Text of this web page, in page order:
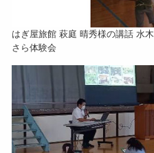
はぎ屋旅館 萩庭 晴秀様の講話 水
さら体験会